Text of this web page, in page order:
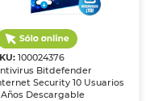
100024376
Bitdefender
Security 10 Usuarios
Años Descargable